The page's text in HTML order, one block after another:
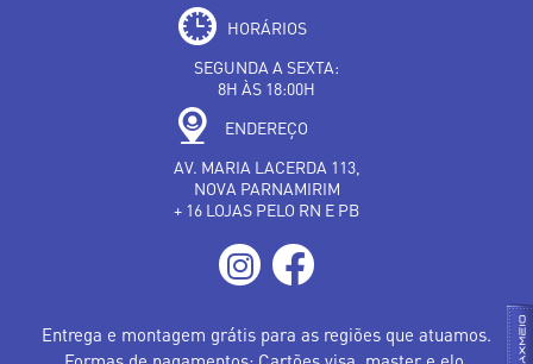
HORÁRIOS
SEGUNDA A SEXTA:
8H ÀS 18:00H
ENDEREÇO
AV. MARIA LACERDA 113,
NOVA PARNAMIRIM
+ 16 LOJAS PELO RN E PB
Entrega e montagem grátis para as regiões que atuamos.